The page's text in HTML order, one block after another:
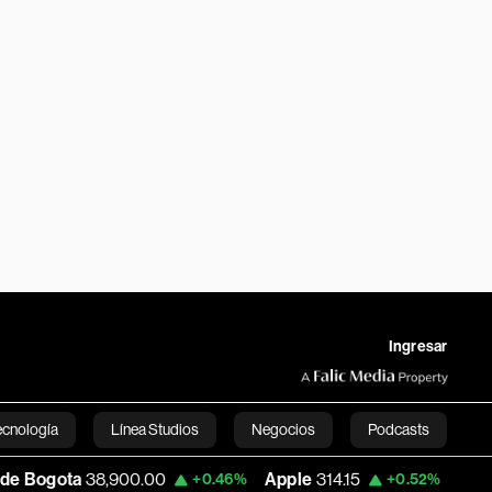
Ingresar
Línea Studios Negocios Podcasts
English+0.46% Apple 314.15 +0.52% USD COP